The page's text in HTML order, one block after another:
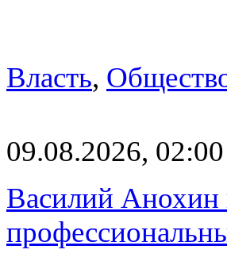
Власть,
09.08.2026, 02:00
Василий Анохин